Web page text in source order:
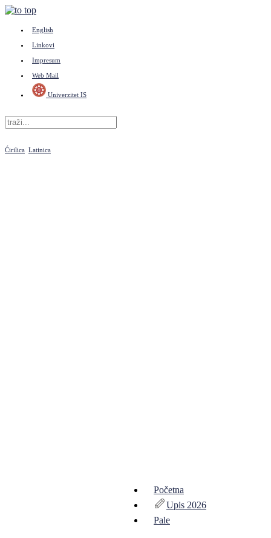
English
Linkovi
Impresum
Web Mail
Univerzitet IS
Ćirilica Latinica
Početna
Upis 2026
Pale